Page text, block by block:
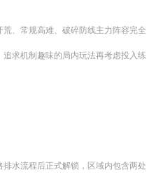
、常规高难、破碎防线主力阵容完全
求机制趣味的局内玩法再考虑投入练
水流程后正式解锁，区域内包含两处